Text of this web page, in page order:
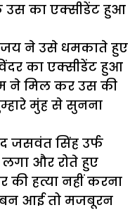
उस का एक्सीडेंट हुआ
ने उसे धमकाते हुए
का एक्सीडेंट हुआ
ने मिल कर उस की
मुंह से सुनना
जसवंत सिंह उर्फ
और रोते हुए
की हत्या नहीं करना
बन आई तो मजबूरन